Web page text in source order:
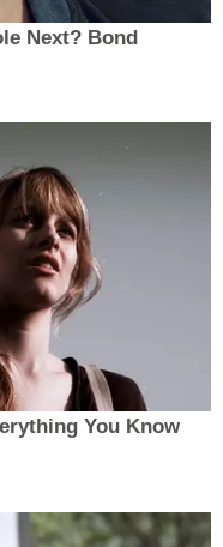
Next? Bond
You Know